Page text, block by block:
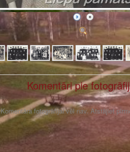
Komentāri pie
Komentāra fotogrāfijai vēl nav. Atstājiet